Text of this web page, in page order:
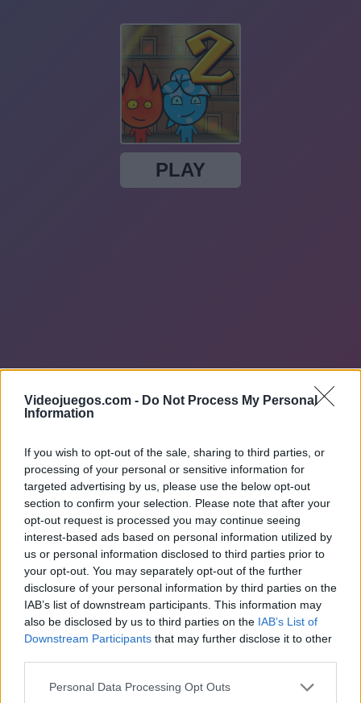
Videojuegos.com - Do Not Process My Personal
Information
If you wish to opt-out of the sale, sharing to third parties, or
processing of your personal or sensitive information for
targeted advertising by us, please use the below opt-out
section to confirm your selection. Please note that after your
opt-out request is processed you may continue seeing
interest-based ads based on personal information utilized by
us or personal information disclosed to third parties prior to
your opt-out. You may separately opt-out of the further
disclosure of your personal information by third parties on the
IAB’s list of downstream participants. This information may
also be disclosed by us to third parties on the IAB’s List of
Downstream Participants that may further disclose it to other
Personal Data Processing Opt Outs